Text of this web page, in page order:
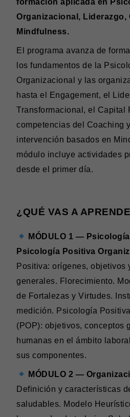
formación aplicada en
Organizacional, Liderazgo,
Mindfulness.
El programa avanza de
los fundamentos de la
Organizacional y las
hasta el Engagement, el
Transformacional, el Capital
competencias del Coaching
intervención basados en
módulo incluye actividades
desde el primer día.
¿QUÉ VAS A
MÓDULO 1 —
Psicología Positiva
Positiva: orígenes, objetivos
generales. Florecimiento.
de Fortalezas y Virtudes.
medición. Psicología
(POP): objetivos, conceptos
humanas en el ámbito
sus componentes.
MÓDULO 2 —
Definición y características
saludables. Modelo